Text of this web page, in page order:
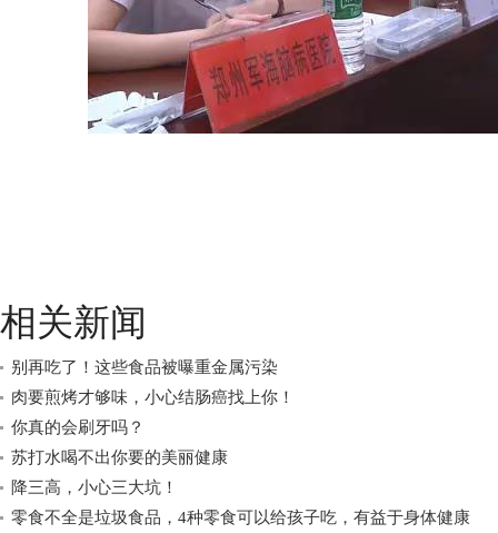
相关新闻
别再吃了！这些食品被曝重金属污染
肉要煎烤才够味，小心结肠癌找上你！
你真的会刷牙吗？
苏打水喝不出你要的美丽健康
降三高，小心三大坑！
零食不全是垃圾食品，4种零食可以给孩子吃，有益于身体健康